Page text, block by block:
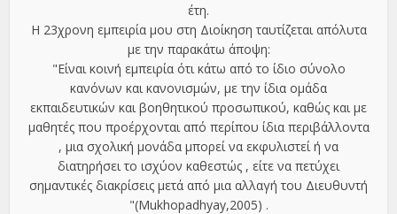
έτη.
Η 23χρονη εμπειρία μου στη Διοίκηση ταυτίζεται απόλυτα
με την παρακάτω άποψη:
"Είναι κοινή εμπειρία ότι κάτω από το ίδιο σύνολο
κανόνων και κανονισμών, με την ίδια ομάδα
εκπαιδευτικών και βοηθητικού προσωπικού, καθώς και με
μαθητές που προέρχονται από περίπου ίδια περιβάλλοντα
, μια σχολική μονάδα μπορεί να εκφυλιστεί ή να
διατηρήσει το ισχύον καθεστώς , είτε να πετύχει
σημαντικές διακρίσεις μετά από μια αλλαγή του Διευθυντή
"(Mukhopadhyay,2005) .